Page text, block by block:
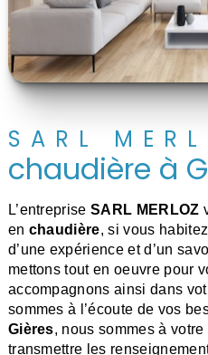
SARL
chaudière à
L’entrepriseSARL MERLOZ
en chaudière, si vous
d’une expérience et d’un
mettons tout en oeuvre pour
accompagnons ainsi dans
sommes à l’écoute de vos
Gières, nous sommes à
transmettre les